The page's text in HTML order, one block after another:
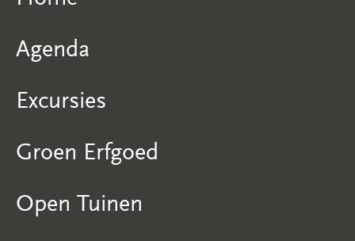
Agenda
Excursies
Groen Erfgoed
Open Tuinen